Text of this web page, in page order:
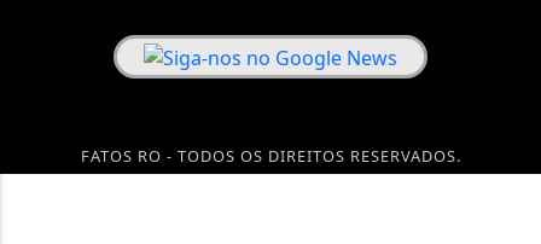
FATOS RO - TODOS OS DIREITOS RESERVADOS.